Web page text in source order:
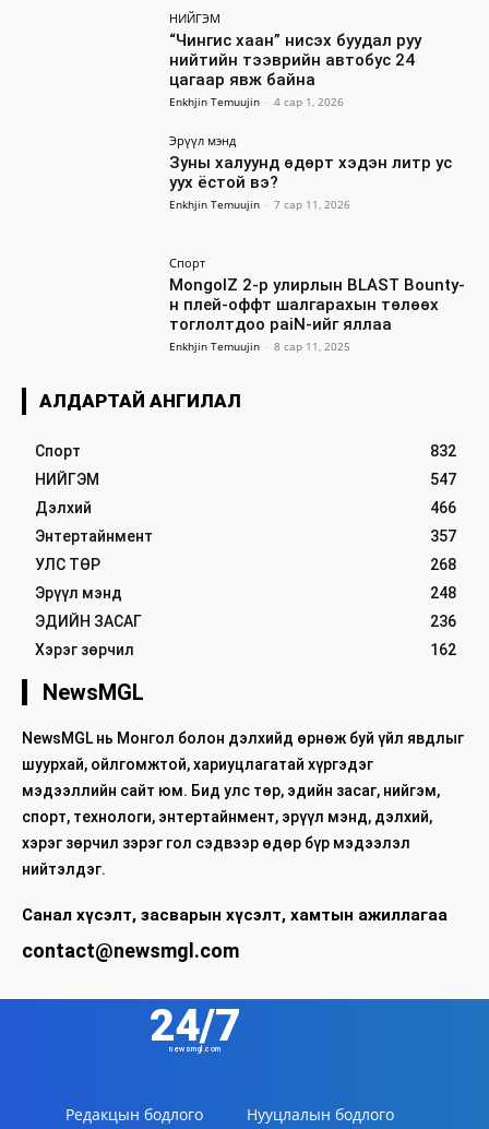
НИЙГЭМ
“Чингис хаан” нисэх буудал руу
нийтийн тээврийн автобус 24
цагаар явж байна
Enkhjin Temuujin - 4 сар 1, 2026
Эрүүл мэнд
Зуны халуунд өдөрт хэдэн литр ус
уух ёстой вэ?
Enkhjin Temuujin - 7 сар 11, 2026
Спорт
MongolZ 2-р улирлын BLAST Bounty-
н плей-оффт шалгарахын төлөөх
тоглолтдоо paiN-ийг яллаа
Enkhjin Temuujin - 8 сар 11, 2025
АЛДАРТАЙ АНГИЛАЛ
Спорт
832
НИЙГЭМ
547
Дэлхий
466
Энтертайнмент
357
УЛС ТӨР
268
Эрүүл мэнд
248
ЭДИЙН ЗАСАГ
236
Хэрэг зөрчил
162
NewsMGL
NewsMGL нь Монгол болон дэлхийд өрнөж буй үйл явдлыг
шуурхай, ойлгомжтой, хариуцлагатай хүргэдэг
мэдээллийн сайт юм. Бид улс төр, эдийн засаг, нийгэм,
спорт, технологи, энтертайнмент, эрүүл мэнд, дэлхий,
хэрэг зөрчил зэрэг гол сэдвээр өдөр бүр мэдээлэл
нийтэлдэг.
Санал хүсэлт, засварын хүсэлт, хамтын ажиллагаа
contact@newsmgl.com
24/7
newsmgl.com
Редакцын бодлого Нууцлалын бодлого